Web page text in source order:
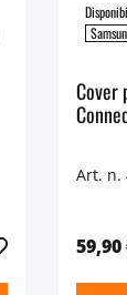
Cover
Art. n.
59,90